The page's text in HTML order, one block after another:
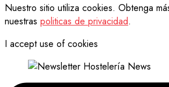
Nuestro sitio utiliza cookies. Obtenga
nuestras politicas de privacidad.
I accept use of cookies